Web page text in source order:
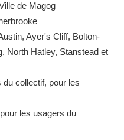
de Magog
Ayer's Cliff, Bolton-
North Hatley, Stanstead et
collectif, pour les
les usagers du